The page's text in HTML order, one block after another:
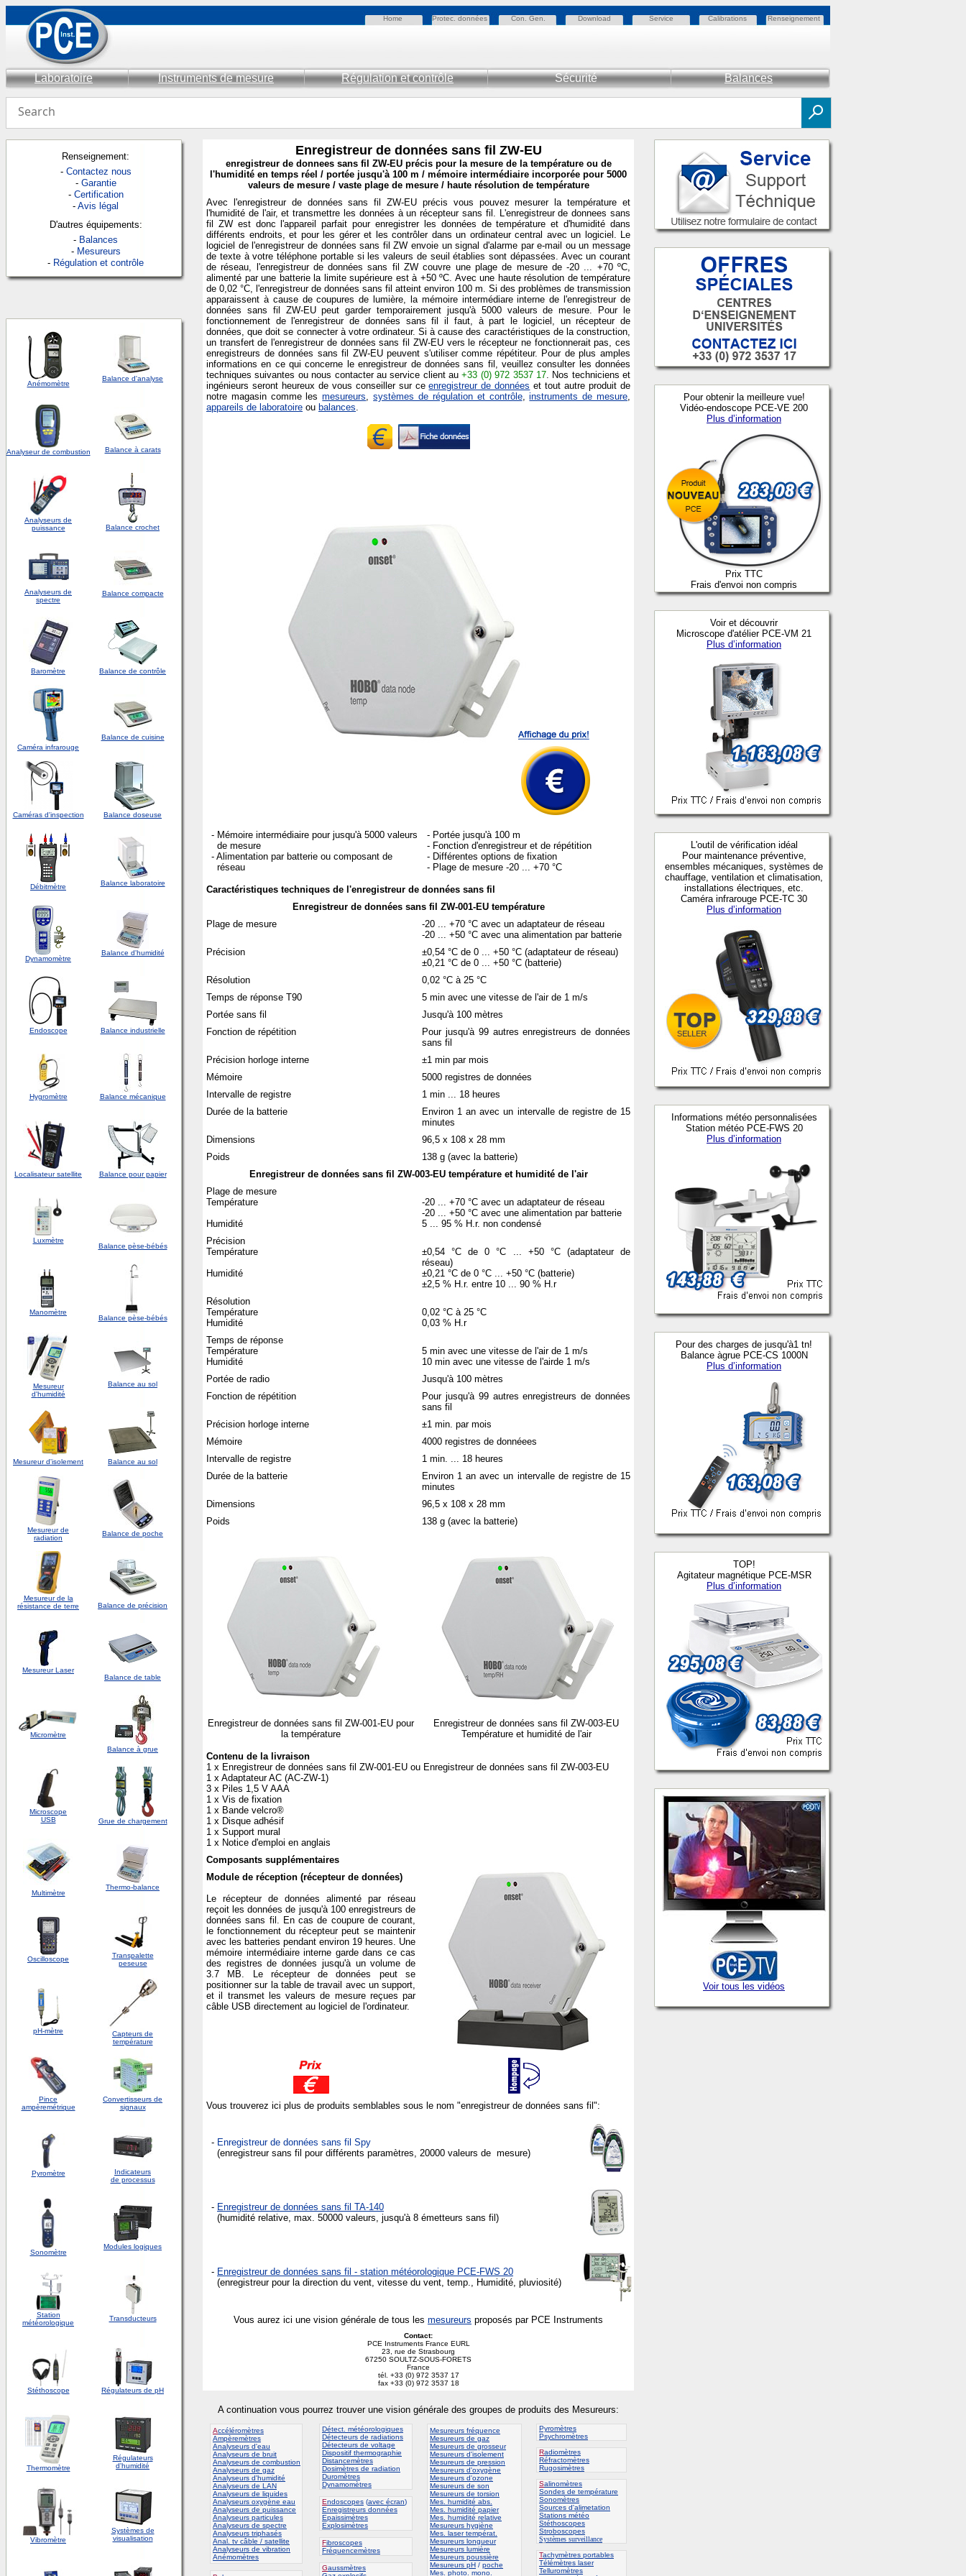
Home Protec. données Con. Gen. Download Service Calibrations Renseignement
Laboratoire Instruments de mesure Régulation et contrôle Sécurité Balances
Renseignement:
- Contactez nous
- Garantie
- Certification
- Avis légal
D'autres équipements:
- Balances
- Mesureurs
- Régulation et contrôle
Anémomètre
Balance d'analyse
Analyseur de combustion Balance à carats
Analyseurs de
puissance
Balance crochet
Analyseurs de
spectre
Balance compacte
Baromètre Balance de contrôle
Caméra infrarouge
Balance de cuisine
Caméras d'inspection Balance doseuse
Débitmètre Balance laboratoire
Dynamomètre
Balance d'humidité
Endoscope Balance industrielle
Hygromètre Balance mécanique
Localisateur satellite Balance pour papier
Luxmètre
Balance pèse-bébés
Manomètre
Balance pèse-bébés
Mesureur
d'humidité
Balance au sol
Mesureur d'isolement Balance au sol
Mesureur de
radiation
Balance de poche
Mesureur de la
résistance de terre
Balance de précision
Mesureur Laser
Balance de table
Micromètre
Balance à grue
Microscope
USB
Grue de chargement
Multimètre
Thermo-balance
Oscilloscope
Transpalette
peseuse
pH-mètre
Capteurs de
température
Pince
ampèremétrique
Convertisseurs de
signaux
Pyromètre
Indicateurs
de processus
Sonomètre
Modules logiques
Station
météorologique
Transducteurs
Stéthoscope Régulateurs de pH
Thermomètre
Régulateurs
d'humidité
Vibromètre
Systèmes de
visualisation
Enregistreur de donnéessans fil ZW-EU
enregistreur de donnees sans fil ZW-EU précis pour la mesure de la température ou de
l'humidité en temps réel / portée jusqu'à 100 m / mémoire intermédiaire incorporée pour 5000
valeurs de mesure / vaste plage de mesure / haute résolution de température
Avec l'enregistreur de données sans fil ZW-EU précis vous pouvez mesurer la température et
l'humidité de l'air, et transmettre les données à un récepteur sans fil. L'enregistreur de donnees sans
fil ZW est donc l'appareil parfait pour enregistrer les données de température et d'humidité dans
différents endroits, et pour les gérer et les contrôler dans un ordinateur central avec un logiciel. Le
logiciel de l'enregistreur de données sans fil ZW envoie un signal d'alarme par e-mail ou un message
de texte à votre téléphone portable si les valeurs de seuil établies sont dépassées. Avec un courant
de réseau, l'enregistreur de données sans fil ZW couvre une plage de mesure de -20 ... +70 ºC,
alimenté par une batterie la limite supérieure est à +50 ºC. Avec une haute résolution de température
de 0,02 °C, l'enregistreur de données sans fil atteint environ 100 m. Si des problèmes de transmission
apparaissent à cause de coupures de lumière, la mémoire intermédiare interne de l'enregistreur de
données sans fil ZW-EU peut garder temporairement jusqu'à 5000 valeurs de mesure. Pour le
fonctionnement de l'enregistreur de données sans fil il faut, à part le logiciel, un récepteur de
données, que doit se connecter à votre ordinateur. Si à cause des caractéristiques de la construction,
un transfert de l'enregistreur de données sans fil ZW-EU vers le récepteur ne fonctionnerait pas, ces
enregistreurs de données sans fil ZW-EU peuvent s'utiliser comme répétiteur. Pour de plus amples
informations en ce qui concerne le enregistreur de données sans fil, veuillez consulter les données
techniques suivantes ou nous contacter au service client au+33 (0) 972 3537 17. Nos techniciens et
ingénieurs seront heureux de vous conseiller sur ceenregistreur de données et tout autre produit de
notre magasin comme lesmesureurs,systèmes de régulation et contrôle,instruments de mesure,
appareils de laboratoire ou balances.
- Mémoire intermédiaire pour jusqu'à 5000 valeurs
de mesure
- Alimentation par batterie ou composant de
réseau
- Portée jusqu'à 100 m
- Fonction d'enregistreur et de répétition
- Différentes options de fixation
- Plage de mesure -20 ... +70 °C
Caractéristiques techniques de l'enregistreur de données sans fil
Enregistreur de données sans fil ZW-001-EU température
Plage de mesure
-20 ... +70 °C avec un adaptateur de réseau
-20 ... +50 °C avec una alimentation par batterie
Précision
±0,54 °C de 0 ... +50 °C (adaptateur de réseau)
±0,21 °C de 0 ... +50 °C (batterie)
Résolution
0,02 °C à 25 °C
Temps de réponse T90
5 min avec une vitesse de l'air de 1 m/s
Portée sans fil
Jusqu'à 100 mètres
Fonction de répétition
Pour jusqu'à 99 autres enregistreurs de données
sans fil
Précision horloge interne
±1 min par mois
Mémoire
5000 registres de données
Intervalle de registre
1 min ... 18 heures
Durée de la batterie
Environ 1 an avec un intervalle de registre de 15
minutes
Dimensions
96,5 x 108 x 28 mm
Poids
138 g (avec la batterie)
Enregistreur de données sans fil ZW-003-EU température et humidité de l'air
Plage de mesure
Température
Humidité
-20 ... +70 °C avec un adaptateur de réseau
-20 ... +50 °C avec une alimentation par batterie
5 ... 95 % H.r. non condensé
Précision
Température
Humidité
±0,54 °C de 0 °C ... +50 °C (adaptateur de
réseau)
±0,21 °C de 0 °C ... +50 °C (batterie)
±2,5 % H.r. entre 10 ... 90 % H.r
Résolution
Température
Humidité
0,02 °C à 25 °C
0,03 % H.r
Temps de réponse
Température
Humidité
5 min avec une vitesse de l'air de 1 m/s
10 min avec une vitesse de l'airde 1 m/s
Portée de radio
Jusqu'à 100 mètres
Fonction de répétition
Pour jusqu'à 99 autres enregistreurs de données
sans fil
Précision horloge interne
±1 min. par mois
Mémoire
4000 registres de donnéees
Intervalle de registre
1 min. ... 18 heures
Durée de la batterie
Environ 1 an avec un intervalle de registre de 15
minutes
Dimensions
96,5 x 108 x 28 mm
Poids
138 g (avec la batterie)
Enregistreur de données sans fil ZW-001-EU pour
la température
Enregistreur de données sans fil ZW-003-EU
Température et humidité de l'air
Contenu de la livraison
1 x Enregistreur de données sans fil ZW-001-EU ou Enregistreur de données sans fil ZW-003-EU
1 x Adaptateur AC (AC-ZW-1)
3 x Piles 1,5 V AAA
1 x Vis de fixation
1 x Bande velcro®
1 x Disque adhésif
1 x Support mural
1 x Notice d'emploi en anglais
Composants supplémentaires
Module de réception (récepteur de données)
Le récepteur de données alimenté par réseau
reçoit les données de jusqu'à 100 enregistreurs de
données sans fil. En cas de coupure de courant,
le fonctionnement du récepteur peut se maintenir
avec les batteries pendant environ 19 heures. Une
mémoire intermédiaire interne garde dans ce cas
des registres de données jusqu'à un volume de
3.7 MB. Le récepteur de données peut se
positionner sur la table de travail avec un support,
et il transmet les valeurs de mesure reçues par
câble USB directement au logiciel de l'ordinateur.
Vous trouverez ici plus de produits semblables sous le nom "enregistreur de données sans fil":
- Enregistreur de données sans fil Spy
(enregistreur sans fil pour différents paramètres, 20000 valeurs de mesure)
- Enregistreur de données sans fil TA-140
(humidité relative, max. 50000 valeurs, jusqu'à 8 émetteurs sans fil)
- Enregistreur de données sans fil - station météorologique PCE-FWS 20
(enregistreur pour la direction du vent, vitesse du vent, temp., Humidité, pluviosité)
Vous aurez ici une vision générale de tous les mesureurs proposés par PCE Instruments
Contact:
PCE Instruments France EURL
23, rue de Strasbourg
67250 SOULTZ-SOUS-FORETS
France
tél. +33 (0) 972 3537 17
fax +33 (0) 972 3537 18
A continuation vous pourrez trouver une vision générale des groupes de produits des Mesureurs:
Accéléromètres
Ampèremètres
Analyseurs d'eau
Analyseurs de bruit
Analyseurs de combustion
Analyseurs de gaz
Analyseurs d'humidité
Analyseurs de LAN
Analyseurs de liquides
Analyseurs oxygène eau
Analyseurs de puissance
Analyseurs particules
Analyseurs de spectre
Analyseurs triphasés
Anal. tv câble / satellite
Analyseurs de vibration
Anémomètres
Détect. météorologiques
Détecteurs de radiations
Détecteurs de voltage
Dispositif thermographie
Distancemètres
Dosimètres de radiation
Duromètres
Dynamomètres
Endoscopes (avec écran)
Enregistreurs données
Epaissimètres
Explosimètres
Fibroscopes
Fréquencemètres
Gaussmètres
Mesureurs fréquence
Mesureurs de gaz
Mesureurs de grosseur
Mesureurs d'isolement
Mesureurs de pression
Mesureurs d'oxygène
Mesureurs d'ozone
Mesureurs de son
Mesureurs de torsion
Mes. humidité abs.
Mes. humidité papier
Mes. humidité relative
Mesureurs hygiène
Mes. laser températ.
Mesureurs longueur
Mesureurs lumière
Mesureurs poussière
Mesureurs pH / poche
Mes. photo. mono.
Pyromètres
Psychromètres
Radiomètres
Réfractomètres
Rugosimètres
Salinomètres
Sondes de température
Sonomètres
Sources d'alimetation
Stations météo
Stéthoscopes
Stroboscopes
Systèmes surveillance
Tachymètres portables
Télémètres laser
Telluromètres